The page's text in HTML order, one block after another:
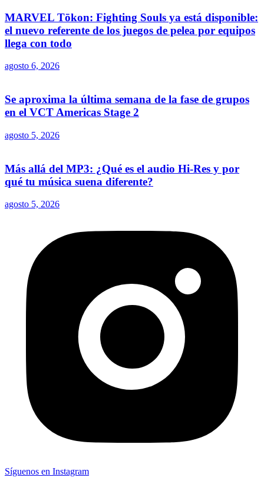
MARVEL Tōkon: Fighting Souls ya está disponible:
el nuevo referente de los juegos de pelea por equipos
llega con todo
agosto 6, 2026
Se aproxima la última semana de la fase de grupos
en el VCT Americas Stage 2
agosto 5, 2026
Más allá del MP3: ¿Qué es el audio Hi-Res y por
qué tu música suena diferente?
agosto 5, 2026
Síguenos en Instagram